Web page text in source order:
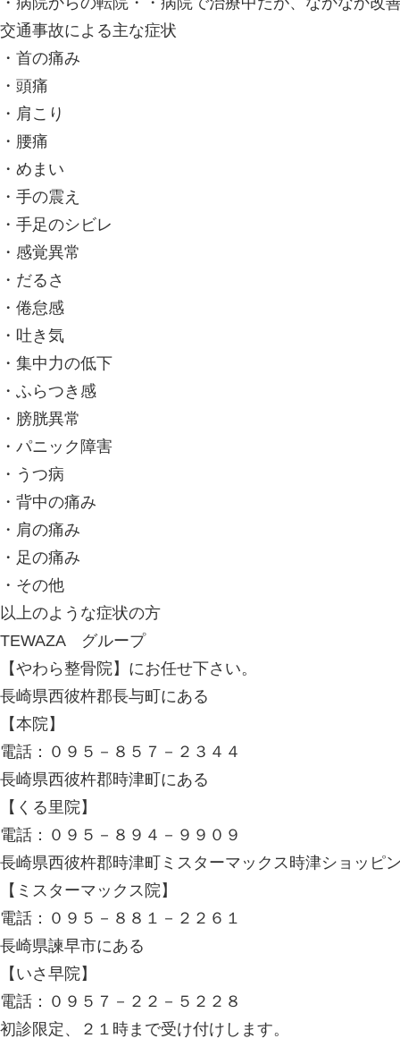
交通事故による主な症状
・首の痛み
・頭痛
・肩こり
・腰痛
・めまい
・手の震え
・手足のシビレ
・感覚異常
・だるさ
・倦怠感
・吐き気
・集中力の低下
・ふらつき感
・膀胱異常
・パニック障害
・うつ病
・背中の痛み
・肩の痛み
・足の痛み
・その他
以上のような症状の方
TEWAZA グループ
【やわら整骨院】にお任せ下さい。
長崎県西彼杵郡長与町にある
【本院】
電話：０９５－８５７－２３４４
長崎県西彼杵郡時津町にある
【くる里院】
電話：０９５－８９４－９９０９
長崎県西彼杵郡時津町ミスターマックス時津ショッピ
【ミスターマックス院】
電話：０９５－８８１－２２６１
長崎県諫早市にある
【いさ早院】
電話：０９５７－２２－５２２８
初診限定、２１時まで受け付けします。